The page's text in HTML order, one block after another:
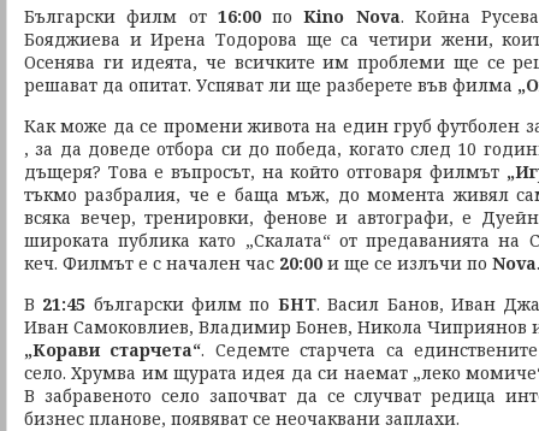
Български филм от 16:00поKino Nova. Койна
Бояджиева и Ирена Тодорова ще са четири жени,
Осенява ги идеята, че всичките им проблеми ще се
решават да опитат. Успяват ли ще разберете във филма
Как може да се промени живота на един груб футболен
, за да доведе отбора си до победа, когато след 10
дъщеря? Това е въпросът, на който отговаря филмът
тъкмо разбралия, че е баща мъж, до момента живял
всяка вечер, тренировки, фенове и автографи, е
широката публика като „Скалата“ от предаванията на
кеч. Филмът е с начален час 20:00 и ще се излъчи по Nova.
В 21:45 български филм по БНТ. Васил Банов, Иван
Иван Самоковлиев, Владимир Бонев, Никола Чиприянов
„Корави старчета“. Седемте старчета са
село. Хрумва им щурата идея да си наемат „леко
В забравеното село започват да се случват редица
бизнес планове, появяват се неочаквани заплахи.